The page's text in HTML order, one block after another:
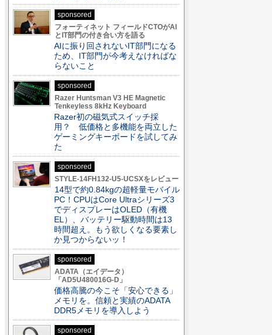
sponsored
フォーティネット フィールドCTOがAI
とIT部門の付き合い方を語る
AIに振り回されないIT部門になる
ため、IT部門が今考えなければな
らないこと
sponsored
Razer Huntsman V3 HE Magnetic
Tenkeyless 8kHz Keyboard
Razer初の磁気式スイッチ採
用？ 低価格と多機能を両立した
ゲーミングキーボードを試してみ
た
sponsored
STYLE-14FH132-U5-UCSXをレビュー
14型で約0.84kgの超軽量モバイル
PC！CPUはCore Ultraシリーズ3
でディスプレーはOLED（有機
EL）、バッテリー駆動時間は13
時間超え。もう欲しくなる要素し
か見つからないッ！
sponsored
ADATA（エイデータ）
「AD5U480016G-D」
価格高騰の今こそ「安心できる」
メモリを。信頼と実績のADATA
DDR5メモリを導入しよう
sponsored